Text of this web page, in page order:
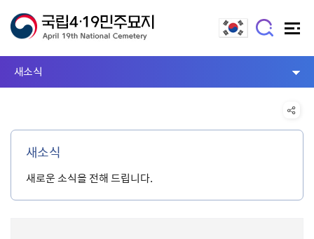
새소식
새소식
새로운 소식을 전해 드립니다.